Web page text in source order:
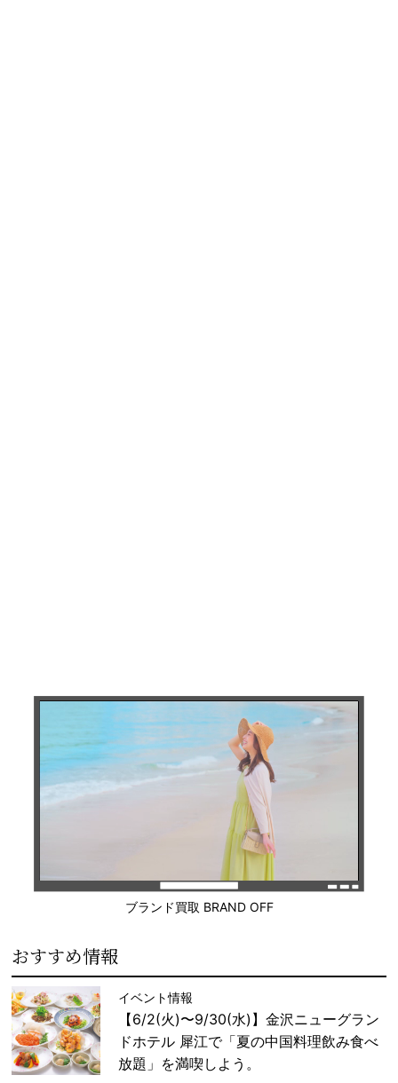
ブランド買取 BRAND OFF
おすすめ情報
イベント情報
【6/2(火)〜9/30(水)】金沢ニューグラン
ドホテル 犀江で「夏の中国料理飲み食べ
放題」を満喫しよう。